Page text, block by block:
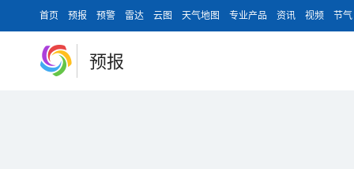
首页 预报 预警 雷达 云图 天气地图 专业产品 资讯 视频 节气
预报